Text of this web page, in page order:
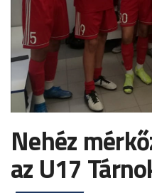
Nehéz
az U17